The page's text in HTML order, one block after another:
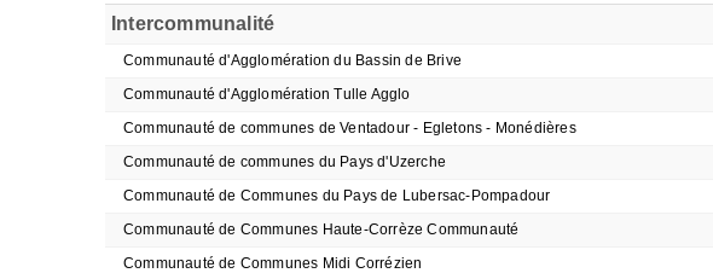
Intercommunalité
Communauté d'Agglomération du Bassin de Brive
Communauté d'Agglomération Tulle Agglo
Communauté de communes de Ventadour - Egletons - Monédières
Communauté de communes du Pays d'Uzerche
Communauté de Communes du Pays de Lubersac-Pompadour
Communauté de Communes Haute-Corrèze Communauté
Communauté de Communes Midi Corrézien